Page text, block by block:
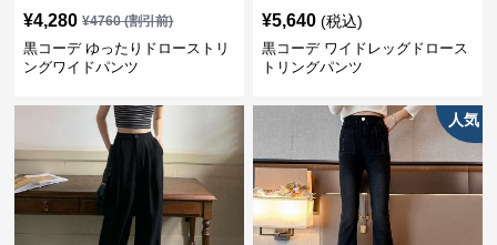
¥4,280 ¥4760(割引前)
黒コーデ ゆったりドローストリ
ングワイドパンツ
¥5,640 (税込)
黒コーデ ワイドレッグドロース
トリングパンツ
人気